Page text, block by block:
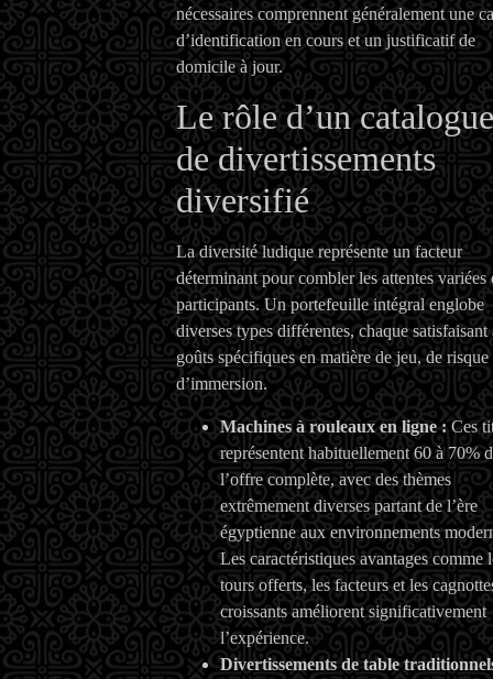
nécessaires comprennent généralement une
d’identification en cours et un justificatif de
domicile à jour.
Le rôle d’un catalogue
de divertissements
diversifié
La diversité ludique représente un facteur
déterminant pour combler les attentes variées
participants. Un portefeuille intégral englobe
diverses types différentes, chaque satisfaisant
goûts spécifiques en matière de jeu, de risque
d’immersion.
Machines à rouleaux en ligne :Ces
représentent habituellement 60 à 70%
l’offre complète, avec des thèmes
extrêmement diverses partant de l’ère
égyptienne aux environnements
Les caractéristiques avantages comme
tours offerts, les facteurs et les
croissants améliorent significativement
l’expérience.
Divertissements de table